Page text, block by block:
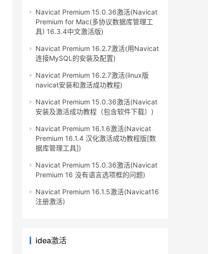
Navicat Premium 15.0.36激活(Navicat
Premium for Mac(多协议数据库管理工
具) 16.3.4中文激活版)
Navicat Premium 16.2.7激活(用Navicat
连接MySQL的安装及配置)
Navicat Premium 16.2.7激活(linux版
navicat安装和激活成功教程)
Navicat Premium 15.0.36激活(Navicat
安装及激活成功教程（包含软件下载）)
Navicat Premium 16.1.6激活(Navicat
Premium 16.1.4 汉化激活成功教程版[数
据库管理工具])
Navicat Premium 15.0.36激活(Navicat
Premium 16 没有语言选项框的问题)
Navicat Premium 16.1.5激活(Navicat16
注册激活)
idea激活